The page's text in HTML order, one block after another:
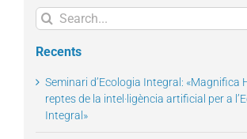
Search
for:
Recents
Seminari d’Ecologia Integral: «Magnifica
reptes de la intel·ligència artificial per a
Integral»